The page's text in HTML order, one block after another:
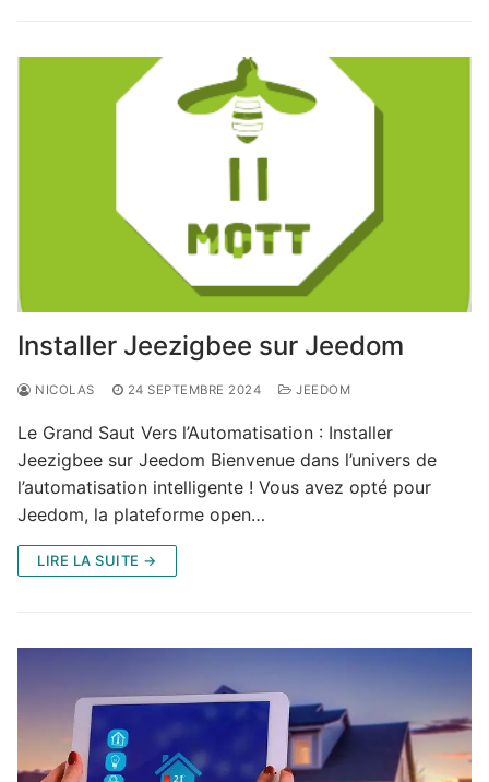
Installer Jeezigbee sur Jeedom
NICOLAS 24 SEPTEMBRE 2024 JEEDOM
Le Grand Saut Vers l’Automatisation : Installer
Jeezigbee sur Jeedom Bienvenue dans l’univers de
l’automatisation intelligente ! Vous avez opté pour
Jeedom, la plateforme open…
LIRE LA SUITE →